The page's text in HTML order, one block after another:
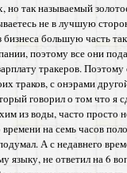
так называемый
не в лучшую
большую часть
поэтому все они
тракеров.
траков, с онэрами
говорил о том что я
из воды, часто просто
на семь часов
А с недавнего
языку, не ответил на 6